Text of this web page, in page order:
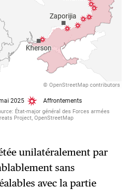
unilatéralement par
sans
avec la partie